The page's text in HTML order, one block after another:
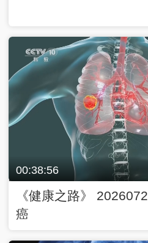
00:38:56
《健康之路》
癌